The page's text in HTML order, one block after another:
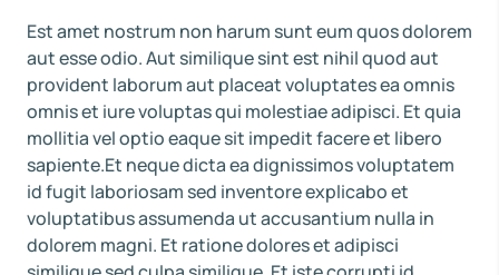
Est amet nostrum non harum sunt eum quos dolorem
aut esse odio. Aut similique sint est nihil quod aut
provident laborum aut placeat voluptates ea omnis
omnis et iure voluptas qui molestiae adipisci. Et quia
mollitia vel optio eaque sit impedit facere et libero
sapiente.Et neque dicta ea dignissimos voluptatem
id fugit laboriosam sed inventore explicabo et
voluptatibus assumenda ut accusantium nulla in
dolorem magni. Et ratione dolores et adipisci